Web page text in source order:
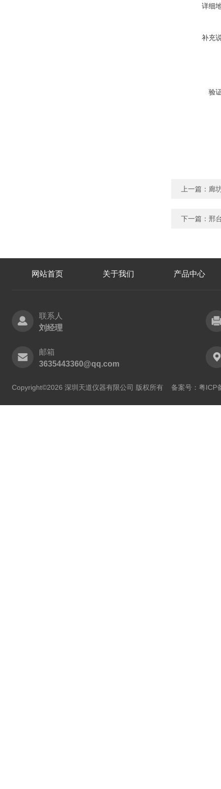
详细
补充
验
上一篇： 廊
下一篇： 邢
网站首页 关于我们 产品中心
联系人
刘经理
邮箱
3635443360@qq.com
Copyright©2026 深圳天道仪器有限公司 版权所有 备案号：粤ICP